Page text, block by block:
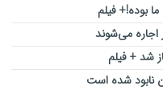
بوده!+ فیلم
شد + فیلم
نابود شده است